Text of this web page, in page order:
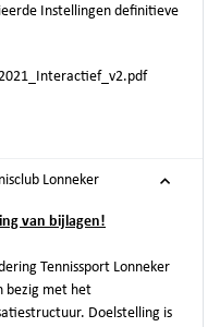
Instellingen definitieve
Lonneker
van bijlagen!
Tennissport Lonneker
bezig met het
Doelstelling is